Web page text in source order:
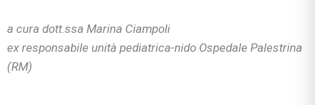
a cura dott.ssa Marina Ciampoli
ex responsabile unità pediatrica-nido Ospedale Palestrina
(RM)